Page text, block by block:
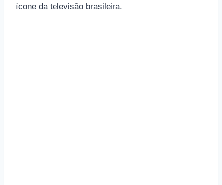
ícone da televisão brasileira.